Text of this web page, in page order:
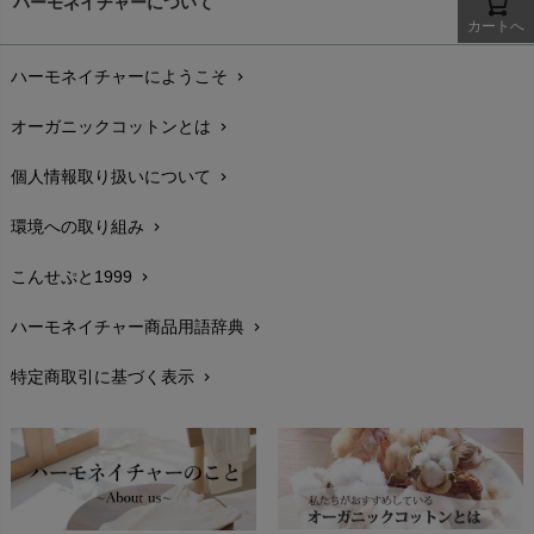
NPO法人日本オーガニックコットン協会の資料によると、
「綿花は耕地面積全体の2.5%を占めており、使用する農薬は
発展途上国ではコットン栽培に使用する農薬は全体の50%を
占めており、毎年7700万人もの綿花労働者が農薬の中毒で苦
耕地面積
殺虫剤使用量の内16％
オーガニックコットンは農薬や肥料などの合成化学物質を使
わないため、従来のコットンより水質汚染を98%も抑えるこ
とができます。
日本でも家庭栽培の実践すると、上手く越冬すると翌年も綿
花が獲れています。
で一気に伐採してしまいます。
手摘みやオーガニックコットン栽培の土地でも、綿の木は成
て生計を立てている農家では、毎回植え替えて収穫すること
が多いようです。
コットンの特徴と用途
綿の繊維は、種子の表皮細胞が成長し扁平な中空構造と
高分子化合物の一種であるセルロース分子からできてい
ます。
以下のような特徴と用途があります。
しかしながら、利害関係を超えて、より大きな視点で見
るとメリットの方が重要で大きいのです。
SDGｓ（Sastainable Develpoment Goals：持続可能な開
発目標）とは、国連加盟193か国が2016年から2030年
の15年間で達成するために掲げた目標です。
コットン製の衣類や日用品の85％から残留農薬が検出されたと
いう研究結果まであるほどです(注3)。
世界の綿花生産の99％は、アジア、アフリカ、南アメリカなど
通常、コットンは「単作（同じ農地に一種類の作物だけを栽培
すること）」という栽培スタイルをとります。
分を補い、大量の化学肥料を投入する必要があります。
ます。
そして、さらに多くの肥料や農薬を投与しなければならなくな
い農薬がいまだに使用されているという事実もあります。「貧
しくて防護服が買えない」「勉学の機会がない」といった理由
から農薬の取り扱い方法が正しく理解されず、毎年7,700万人
nanadecor（ナナデェコール）
ぬくぐるみ工房
Haruulala（ハルウララ）
Pantyliners Organics（パンティライナーズ）
plantia（プランティア）
PRISTINE（プリスティン）
maggies（マギーズ）
MAINIO（マイニオ）
MAUD N LIL（モード・ン・リル）
maxomorra（マクソモーラ）
Molo（モロ）
My Little Cozmo（マイリトルコズモ）
NATURAPURA（ナチュラプラ）
Nukleus（ニュクレス）
カートへ
配送と送料chevron_right
在庫状況と発送予定chevron_right
サイズ・寸法chevron_right
生地・素材chevron_right
お手入れについて
レビューを書こうchevron_right
返品交換chevron_right
FAXでのご注文
お問い合わせchevron_right
ハーモネイチャーにようこそ chevron_right
オーガニックコットンとは chevron_right
個人情報取り扱いについて chevron_right
環境への取り組み chevron_right
こんせぷと1999 chevron_right
ハーモネイチャー商品用語辞典 chevron_right
特定商取引に基づく表示 chevron_right